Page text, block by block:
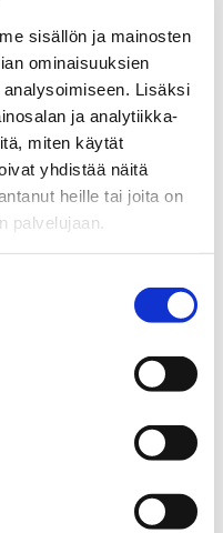
sisällön ja mainosten
ominaisuuksien
Lisäksi
ja analytiikka-
miten käytät
yhdistää näitä
heille tai joita on
palvelujaan.